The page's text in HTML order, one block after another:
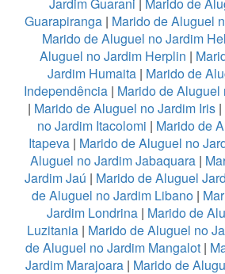
Guarapiranga| Marido de Aluguel
Marido de Aluguel no Jardim
Aluguel no Jardim Herplin |
Jardim Humaita | Marido de
Independência | Marido de
| Marido de Aluguel no Jardim Iris|
no Jardim Itacolomi | Marido de
Itapeva | Marido de Aluguel no
Aluguel no Jardim Jabaquara|
Jardim Jaú | Marido de Aluguel
de Aluguel no Jardim Libano |
Jardim Londrina| Marido de
Luzitania| Marido de Aluguel no
de Aluguel no Jardim Mangalot|
Jardim Marajoara | Marido de